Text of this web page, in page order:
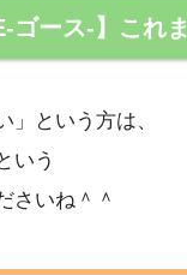
ゴース-】これ
」という方は、
いう
さいね＾＾